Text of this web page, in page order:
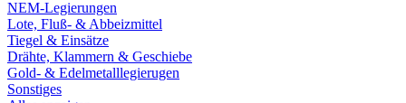
NEM-Legierungen
Lote, Fluß- & Abbeizmittel
Tiegel & Einsätze
Drähte, Klammern & Geschiebe
Gold- & Edelmetalllegierugen
Sonstiges